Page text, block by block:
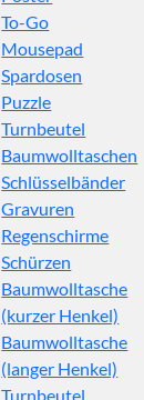
To-Go
Mousepad
Spardosen
Puzzle
Turnbeutel
Baumwolltaschen
Schlüsselbänder
Gravuren
Regenschirme
Schürzen
Baumwolltasche
(kurzer Henkel)
Baumwolltasche
(langer Henkel)
Turnbeutel